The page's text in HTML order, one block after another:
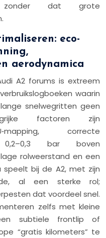
dat grote
eco-
aerodynamica
A2 forums is extreem
waarin
lange snelwegritten geen
factoren zijn
correcte
0,2–0,3 bar boven
rolweerstand en een
speelt bij de A2, met zijn
al een sterke rol;
dat voordeel snel.
zelfs met kleine
subtiele frontlip of
“gratis kilometers” te